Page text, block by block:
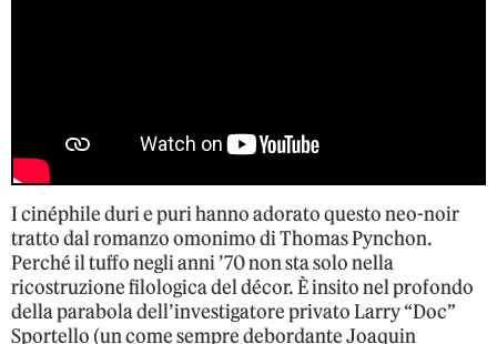
I cinéphile duri e puri hanno adorato questo neo-noir
tratto dal romanzo omonimo di Thomas Pynchon.
Perché il tuffo negli anni ’70 non sta solo nella
ricostruzione filologica del décor. È insito nel profondo
della parabola dell’investigatore privato Larry “Doc”
Sportello (un come sempre debordante Joaquin